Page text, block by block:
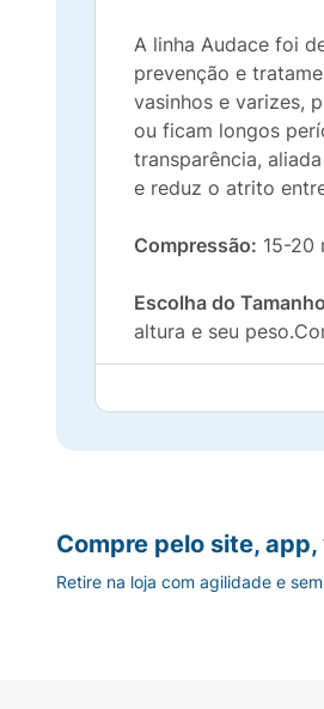
A linha Audace foi
prevenção e
vasinhos e varizes,
ou ficam longos
transparência,
e reduz o atrito
Compressão: 15-20
Escolha do Tamanho
altura e seu
Compre pelo site,
Retire na loja com agilidade e